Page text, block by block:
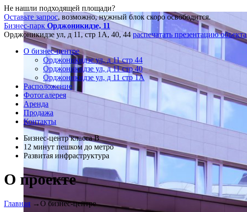
Не нашли подходящей площади?
Оставьте запрос, возможно, нужный блок скоро освободится.
Бизнес-парк Орджоникидзе, 11
Орджоникидзе ул, д 11, стр 1А, 40, 44 распечатать презентацию объекта
О бизнес-центре
Орджоникидзе ул, д 11 стр 44
Орджоникидзе ул, д 11 стр 40
Орджоникидзе ул, д 11 стр 1А
Расположение
Фотогалерея
Аренда
Продажа
Контакты
Бизнес-центр класса В
12 минут пешком до метро
Развитая инфраструктура
О проекте
Главная →О бизнес-центре